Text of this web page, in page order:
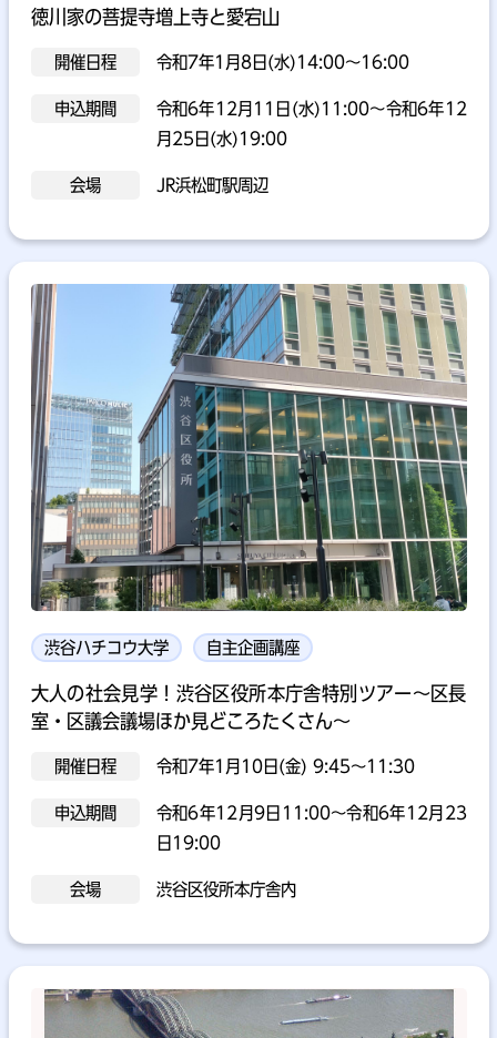
徳川家の菩提寺増上寺と愛宕山
開催日程 令和7年1月8日(水)14:00～16:00
申込期間
令和6年12月11日(水)11:00～令和6年12
月25日(水)19:00
会場 JR浜松町駅周辺
渋谷ハチコウ大学 自主企画講座
大人の社会見学！渋谷区役所本庁舎特別ツアー～区長
室・区議会議場ほか見どころたくさん～
開催日程 令和7年1月10日(金) 9:45～11:30
申込期間
令和6年12月9日11:00～令和6年12月23
日19:00
会場 渋谷区役所本庁舎内